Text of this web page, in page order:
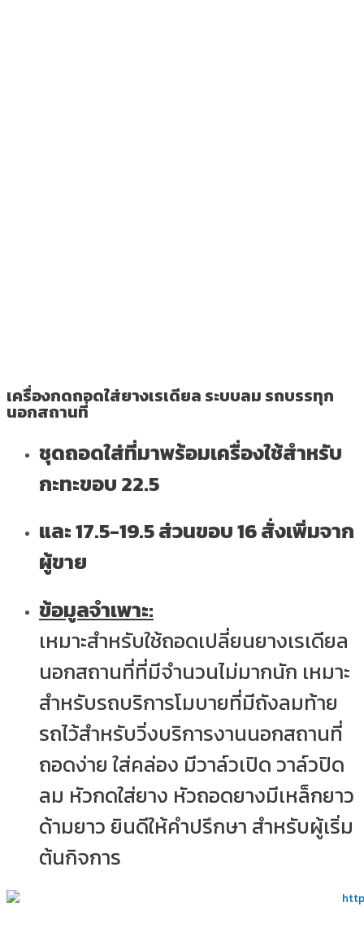
เครื่องกดถอดใส่ยางเรเดียล ระบบลม รถบรรทุก
นอกสถานที่
ชุดถอดใส่ที่มาพร้อมเครื่องใช้สำหรับ
กะทะขอบ 22.5
และ 17.5-19.5 ส่วนขอบ 16 สั่งเพิ่มจาก
ผู้ขาย
ข้อมูลจำเพาะ:
เหมาะสำหรับใช้ถอดเปลี่ยนยางเรเดียล
นอกสถานที่ที่มีจำนวนไม่มากนัก เหมาะ
สำหรับรถบริการโมบายที่มีถังลมท้าย
รถไว้สำหรับวิ่งบริการงานนอกสถานที่
ถอดง่าย ใส่คล่อง มีวาล์วเปิด วาล์วปิด
ลม หัวกดใส่ยาง หัวถอดยางมีเหล็กยาว
ด้ามยาว ยินดีให้คำปรึกษา สำหรับผู้เริ่ม
ต้นกิจการ